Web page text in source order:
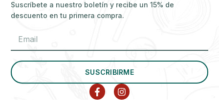
Suscríbete a nuestro boletín y recibe un 15% de
descuento en tu primera compra.
SUSCRIBIRME